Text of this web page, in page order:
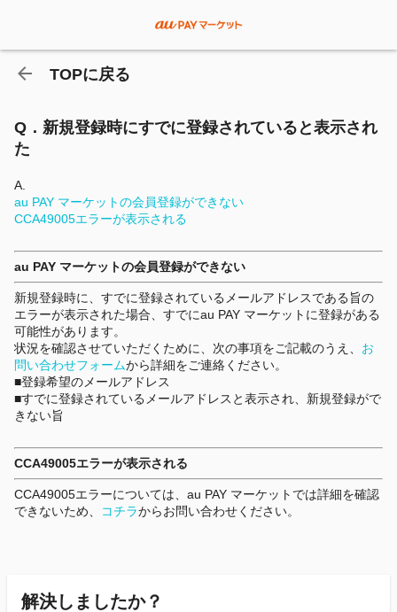
TOPに戻る
Q．新規登録時にすでに登録されていると表示され
た
A.
au PAY マーケットの会員登録ができない
CCA49005エラーが表示される
au PAY マーケットの会員登録ができない
新規登録時に、すでに登録されているメールアドレスである旨の
エラーが表示された場合、すでにau PAY マーケットに登録がある
可能性があります。
状況を確認させていただくために、次の事項をご記載のうえ、 お
問い合わせフォームから詳細をご連絡ください。
■登録希望のメールアドレス
■すでに登録されているメールアドレスと表示され、新規登録がで
きない旨
CCA49005エラーが表示される
CCA49005エラーについては、au PAY マーケットでは詳細を確認
できないため、
コチラからお問い合わせください。
解決しましたか？